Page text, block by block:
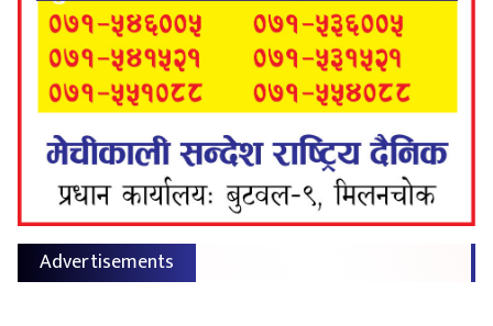
Advertisements